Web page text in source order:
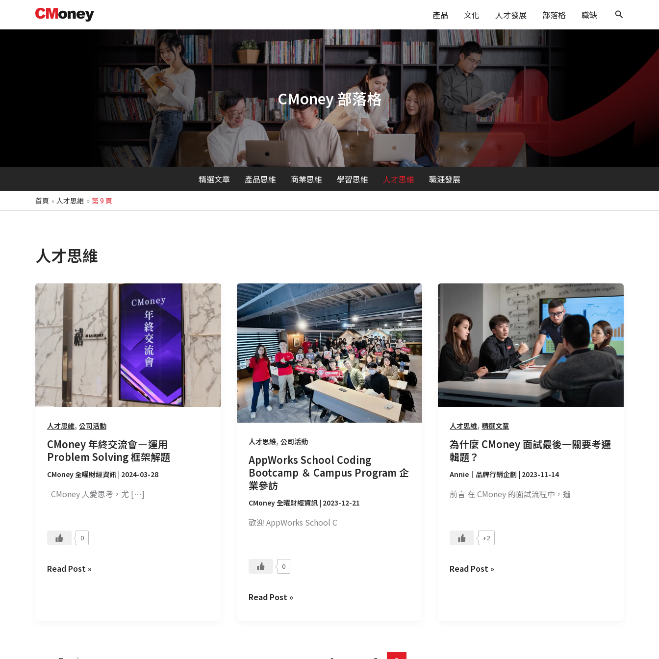
主
產品 文化 人才發展 部落格 職缺
搜
尋
CMoney 部落格
精選文章 產品思維 商業思維 學習思維 人才思維 職涯發展
首頁 人才思維 第 9 頁
人才思維
人才思維, 公司活動
CMoney 年終交流會 — 運用
Problem Solving 框架解題
CMoney 全曜財經資訊 | 2024-03-28
CMoney 人愛思考，尤 […]
0
CMoney
交
流
會
用
Problem
框
架
解
Read Post »
人才思維, 公司活動
AppWorks School Coding
Bootcamp ＆ Campus Program 企
業參訪
CMoney 全曜財經資訊 | 2023-12-21
歡迎 AppWorks School C
0
AppWorks
School
Coding
Bootcamp
＆
Campus
Program
企
業
參
訪
Read Post »
人才思維, 精選文章
為什麼 CMoney 面試最後一關要考邏
輯題？
Annie｜品牌行銷企劃 | 2023-11-14
前言 在 CMoney 的面試流程中，邏
+2
麼
CMoney
面
試
最
後
一
關
考
邏
輯
Read Post »